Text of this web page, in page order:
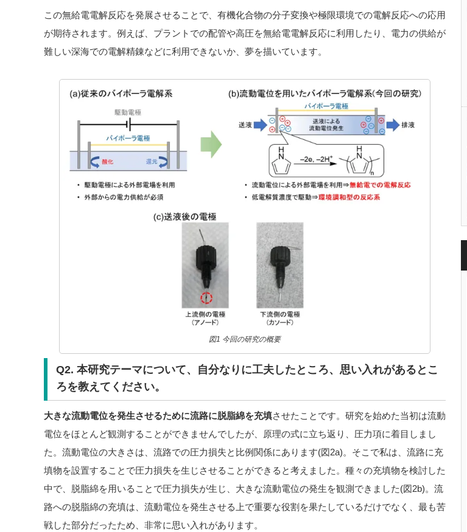
この無給電電解反応を発展させることで、有機化合物の分子変換や極限環境での電解反応への応用
が期待されます。例えば、プラントでの配管や高圧を無給電電解反応に利用したり、電力の供給が
難しい深海での電解精錬などに利用できないか、夢を描いています。
図1 今回の研究の概要
Q2. 本研究テーマについて、自分なりに工夫したところ、思い入れがあるとこ
ろを教えてください。
大きな流動電位を発生させるために流路に脱脂綿を充填させたことです。研究を始めた当初は流動
電位をほとんど観測することができませんでしたが、原理の式に立ち返り、圧力項に着目しまし
た。流動電位の大きさは、流路での圧力損失と比例関係にあります(図2a)。そこで私は、流路に充
填物を設置することで圧力損失を生じさせることができると考えました。種々の充填物を検討した
中で、脱脂綿を用いることで圧力損失が生じ、大きな流動電位の発生を観測できました(図2b)。流
路への脱脂綿の充填は、流動電位を発生させる上で重要な役割を果たしているだけでなく、最も苦
戦した部分だったため、非常に思い入れがあります。